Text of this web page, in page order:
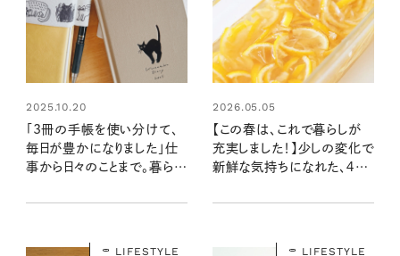
2025.10.20
「3冊の手帳を使い分けて、
毎日が豊かになりました」仕
事から日々のことまで。暮らし
たたまる付き合い方
2026.05.05
【この春は、これで暮らしが
充実しました！】少しの変化で
新鮮な気持ちになれた、４人
LIFESTYLE LIFESTYLE